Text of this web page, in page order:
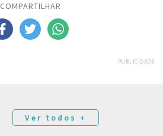
COMPARTILHAR
PUBLICIDADE
Ver todos +